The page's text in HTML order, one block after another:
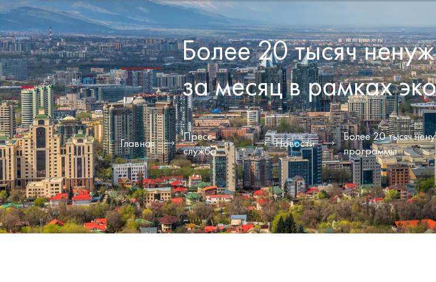
Более 20 тысяч
за месяц в рамках
Главная
Пресс-
служба
Новости
Более 20 тысяч
программы